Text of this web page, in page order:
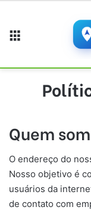
Quem
O endereço do
Nosso objetivo é
usuários da
de contato com